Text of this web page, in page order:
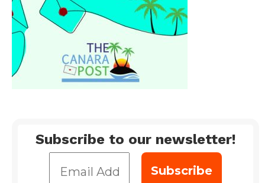
Subscribe to our newsletter!